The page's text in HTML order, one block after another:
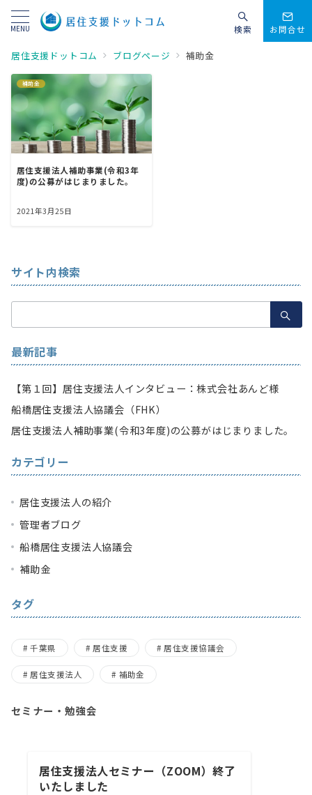
MENU 検索 お問合せ
居住支援ドットコム ブログページ 補助金
補助金
居住支援法人補助事業(令和3年
度)の公募がはじまりました。
2021年3月25日
サイト内検索
索：
最新記事
【第１回】居住支援法人インタビュー：株式会社あんど様
船橋居住支援法人協議会（FHK）
居住支援法人補助事業(令和3年度)の公募がはじまりました。
カテゴリー
居住支援法人の紹介
管理者ブログ
船橋居住支援法人協議会
補助金
タグ
千葉県 居住支援 居住支援協議会
居住支援法人 補助金
セミナー・勉強会
居住支援法人セミナー（ZOOM）終了
いたしました